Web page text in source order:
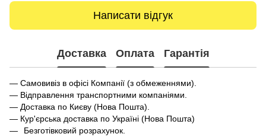
Написати відгук
Доставка Оплата Гарантія
— Самовивіз в офісі Компанії (з обмеженнями).
— Відправлення транспортними компаніями.
— Доставка по Києву (Нова Пошта).
— Кур'єрська доставка по Україні (Нова Пошта)
Безготівковий розрахунок.